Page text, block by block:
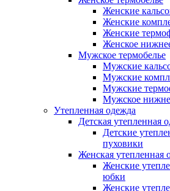
Женские
Женские
Женские
Женское
Мужское термобелье
Мужские
Мужские
Мужские
Мужское
Утепленная одежда
Детская утепленная
Детские
пуховики
Женская утепленная
Женские
юбки
Женские